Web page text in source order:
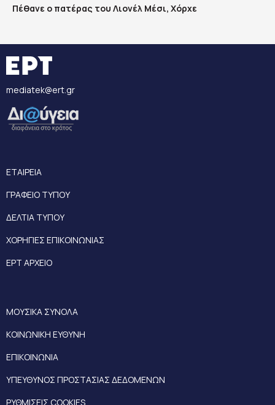
Πέθανε ο πατέρας του Λιονέλ Μέσι, Χόρχε
mediatek@ert.gr
ΕΤΑΙΡΕΙΑ
ΓΡΑΦΕΙΟ ΤΥΠΟΥ
ΔΕΛΤΙΑ ΤΥΠΟΥ
ΧΟΡΗΓΙΕΣ ΕΠΙΚΟΙΝΩΝΙΑΣ
ΕΡΤ ΑΡΧΕΙΟ
ΜΟΥΣΙΚΑ ΣΥΝΟΛΑ
ΚΟΙΝΩΝΙΚΗ ΕΥΘΥΝΗ
ΕΠΙΚΟΙΝΩΝΙΑ
ΥΠΕΥΘΥΝΟΣ ΠΡΟΣΤΑΣΙΑΣ ΔΕΔΟΜΕΝΩΝ
ΡΥΘΜΙΣΕΙΣ COOKIES